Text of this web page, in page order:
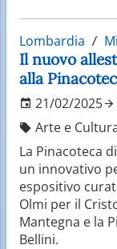
Lombardia
Il nuovo
alla
21/02/2025
Arte e
La Pinacoteca
un innovativo
espositivo
Olmi per il
Mantegna e la
Bellini.